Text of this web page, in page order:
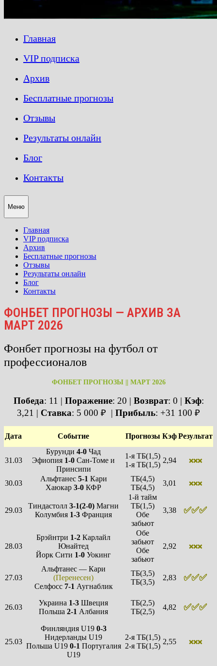
Главная
VIP подписка
Архив
Бесплатные прогнозы
Отзывы
Результаты онлайн
Блог
Контакты
Меню
Главная
VIP подписка
Архив
Бесплатные прогнозы
Отзывы
Результаты онлайн
Блог
Контакты
ФОНБЕТ ПРОГНОЗЫ — АРХИВ ЗА
МАРТ 2026
Фонбет прогнозы на футбол от
профессионалов
ФОНБЕТ ПРОГНОЗЫ || МАРТ 2026
Победа: 11 | Поражение: 20 | Возврат: 0 | Кэф:
3,21 | Ставка: 5 000 ₽ | Прибыль: +31 100 ₽
Дата Событие Прогнозы Кэф Результат
31.03
Бурунди 4-0 Чад
Эфиопия 1-0 Сан-Томе и
Принсипи
1-я ТБ(1,5)
1-я ТБ(1,5)
2,94 ❌❌❌
30.03
Альфтанес 5-1 Кари
Хаюкар 3-0 КФР
ТБ(4,5)
ТБ(4,5)
3,01 ❌❌❌
29.03
Тиндастолл 3-1(2-0) Магни
Колумбия 1-3 Франция
1-й тайм
ТБ(1,5)
Обе
забьют
3,38 ✅✅✅
28.03
Брэйнтри 1-2 Карлайл
Юнайтед
Йорк Сити 1-0 Уокинг
Обе
забьют
Обе
забьют
2,92 ❌❌❌
27.03
Альфтанес — Кари
(Перенесен)
Селфосс 7-1 Аугнаблик
ТБ(3,5)
ТБ(3,5)
2,83 ✅✅✅
26.03
Украина 1-3 Швеция
Польша 2-1 Албания
ТБ(2,5)
ТБ(2,5)
4,82 ✅✅✅
25.03
Финляндия U19 0-3
Нидерланды U19
Польша U19 0-1 Португалия
U19
2-я ТБ(1,5)
2-я ТБ(1,5)
2,55 ❌❌❌